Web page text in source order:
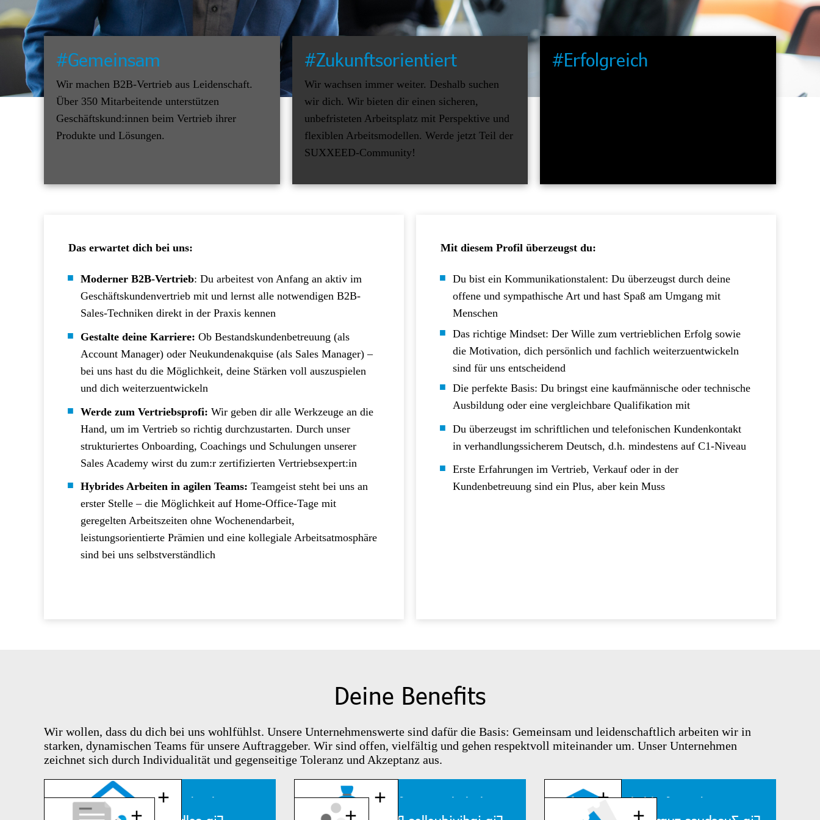
#Gemeinsam
Wir machen B2B-Vertrieb aus Leidenschaft.
Über 350 Mitarbeitende unterstützen
Geschäftskund:innen beim Vertrieb ihrer
Produkte und Lösungen.
#Zukunftsorientiert
Wir wachsen immer weiter. Deshalb suchen
wir dich. Wir bieten dir einen sicheren,
unbefristeten Arbeitsplatz mit Perspektive und
flexiblen Arbeitsmodellen. Werde jetzt Teil der
SUXXEED-Community!
#Erfolgreich
Das erwartet dich bei uns:
Moderner B2B-Vertrieb: Du arbeitest von Anfang an aktiv im
Geschäftskundenvertrieb mit und lernst alle notwendigen B2B-
Sales-Techniken direkt in der Praxis kennen
Gestalte deine Karriere: Ob Bestandskundenbetreuung (als
Account Manager) oder Neukundenakquise (als Sales Manager) –
bei uns hast du die Möglichkeit, deine Stärken voll auszuspielen
und dich weiterzuentwickeln
Werde zum Vertriebsprofi: Wir geben dir alle Werkzeuge an die
Hand, um im Vertrieb so richtig durchzustarten. Durch unser
strukturiertes Onboarding, Coachings und Schulungen unserer
Sales Academy wirst du zum:r zertifizierten Vertriebsexpert:in
Hybrides Arbeiten in agilen Teams: Teamgeist steht bei uns an
erster Stelle – die Möglichkeit auf Home-Office-Tage mit
geregelten Arbeitszeiten ohne Wochenendarbeit,
leistungsorientierte Prämien und eine kollegiale Arbeitsatmosphäre
sind bei uns selbstverständlich
Mit diesem Profil überzeugst du:
Du bist ein Kommunikationstalent: Du überzeugst durch deine
offene und sympathische Art und hast Spaß am Umgang mit
Menschen
Das richtige Mindset: Der Wille zum vertrieblichen Erfolg sowie
die Motivation, dich persönlich und fachlich weiterzuentwickeln
sind für uns entscheidend
Die perfekte Basis: Du bringst eine kaufmännische oder technische
Ausbildung oder eine vergleichbare Qualifikation mit
Du überzeugst im schriftlichen und telefonischen Kundenkontakt
in verhandlungssicherem Deutsch, d.h. mindestens auf C1-Niveau
Erste Erfahrungen im Vertrieb, Verkauf oder in der
Kundenbetreuung sind ein Plus, aber kein Muss
Deine Benefits
Wir wollen, dass du dich bei uns wohlfühlst. Unsere Unternehmenswerte sind dafür die Basis: Gemeinsam und leidenschaftlich arbeiten wir in
starken, dynamischen Teams für unsere Auftraggeber. Wir sind offen, vielfältig und gehen respektvoll miteinander um. Unser Unternehmen
zeichnet sich durch Individualität und gegenseitige Toleranz und Akzeptanz aus.
Hybrides Arbeiten: mit
Gehaltsbooster für deine gute
Für deine fachliche und